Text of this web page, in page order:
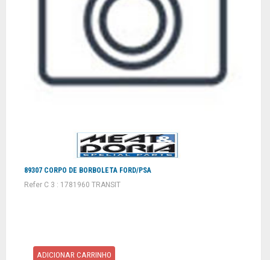
89307 CORPO DE BORBOLETA FORD/PSA
Refer C 3 : 1781960 TRANSIT
ADICIONAR CARRINHO